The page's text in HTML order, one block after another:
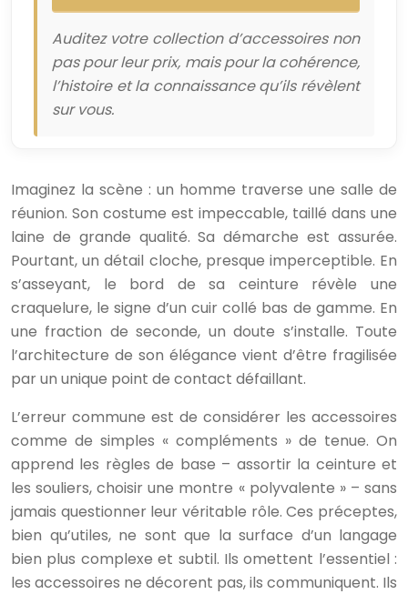
Auditez votre collection d’accessoires non
pas pour leur prix, mais pour la cohérence,
l’histoire et la connaissance qu’ils révèlent
sur vous.
Imaginez la scène : un homme traverse une salle de
réunion. Son costume est impeccable, taillé dans une
laine de grande qualité. Sa démarche est assurée.
Pourtant, un détail cloche, presque imperceptible. En
s’asseyant, le bord de sa ceinture révèle une
craquelure, le signe d’un cuir collé bas de gamme. En
une fraction de seconde, un doute s’installe. Toute
l’architecture de son élégance vient d’être fragilisée
par un unique point de contact défaillant.
L’erreur commune est de considérer les accessoires
comme de simples « compléments » de tenue. On
apprend les règles de base – assortir la ceinture et
les souliers, choisir une montre « polyvalente » – sans
jamais questionner leur véritable rôle. Ces préceptes,
bien qu’utiles, ne sont que la surface d’un langage
bien plus complexe et subtil. Ils omettent l’essentiel :
les accessoires ne décorent pas, ils communiquent. Ils